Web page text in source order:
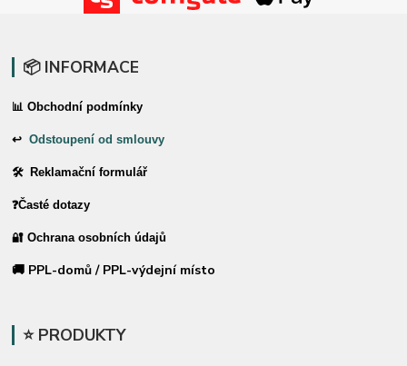
📦 INFORMACE
📊 Obchodní podmínky
↩Odstoupení od smlouvy
🛠 Reklamační formulář
❓Časté dotazy
🔐 Ochrana osobních údajů
🚚 PPL-domů / PPL-výdejní místo
⭐ PRODUKTY